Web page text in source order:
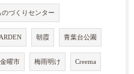
のづくりセンター
朝霞 青葉台公園
金曜市 梅雨明け Creema